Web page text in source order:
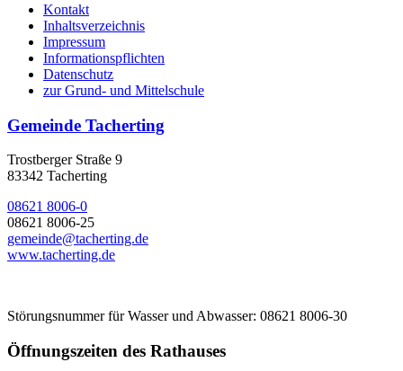
Kontakt
Inhaltsverzeichnis
Impressum
Informationspflichten
Datenschutz
zur Grund- und Mittelschule
Gemeinde Tacherting
Trostberger Straße 9
83342 Tacherting
08621 8006-0
08621 8006-25
gemeinde@tacherting.de
www.tacherting.de
Störungsnummer für Wasser und Abwasser: 08621 8006-30
Öffnungszeiten des Rathauses